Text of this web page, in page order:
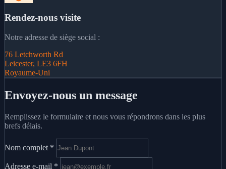
Rendez-nous visite
Notre adresse de siège social :
76 Letchworth Rd
Leicester, LE3 6FH
Royaume-Uni
Envoyez-nous un message
Remplissez le formulaire et nous vous répondrons dans les plus
brefs délais.
Nom complet *
Adresse e-mail *